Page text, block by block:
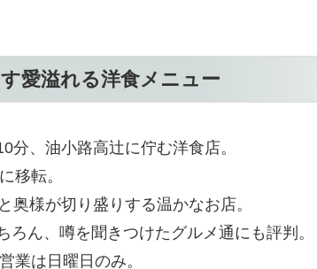
愛溢れる洋食メニュー
分、油小路高辻に佇む洋食店。
移転。
奥様が切り盛りする温かなお店。
ろん、噂を聞きつけたグルメ通にも評判。
業は日曜日のみ。